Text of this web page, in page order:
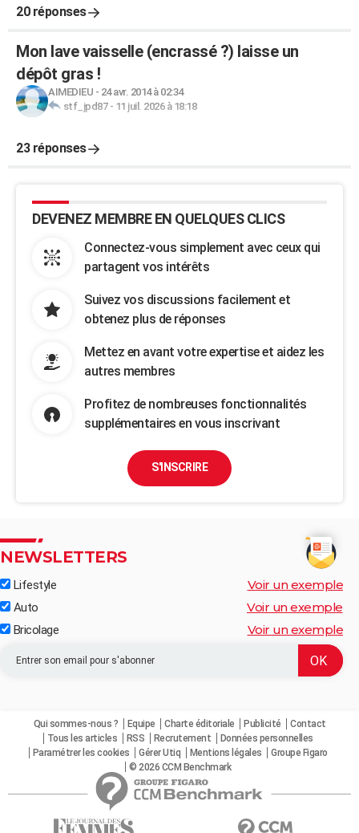
20 réponses
Mon lave vaisselle (encrassé ?) laisse un
dépôt gras !
AIMEDIEU - 24 avr. 2014 à 02:34
stf_jpd87- 11 juil. 2026 à 18:18
23 réponses
DEVENEZ MEMBRE EN QUELQUES CLICS
Connectez-vous simplement avec ceux qui
partagent vos intérêts
Suivez vos discussions facilement et
obtenez plus de réponses
Mettez en avant votre expertise et aidez les
autres membres
Profitez de nombreuses fonctionnalités
supplémentaires en vous inscrivant
S'INSCRIRE
NEWSLETTERS
Lifestyle Voir un exemple
Auto Voir un exemple
Bricolage Voir un exemple
Qui sommes-nous ? Equipe Charte éditoriale Publicité
Contact
Tous les articles
RSS Recrutement
Données personnelles
Paramétrer les cookies
Gérer Utiq Mentions légales
Groupe Figaro
© 2026 CCM Benchmark